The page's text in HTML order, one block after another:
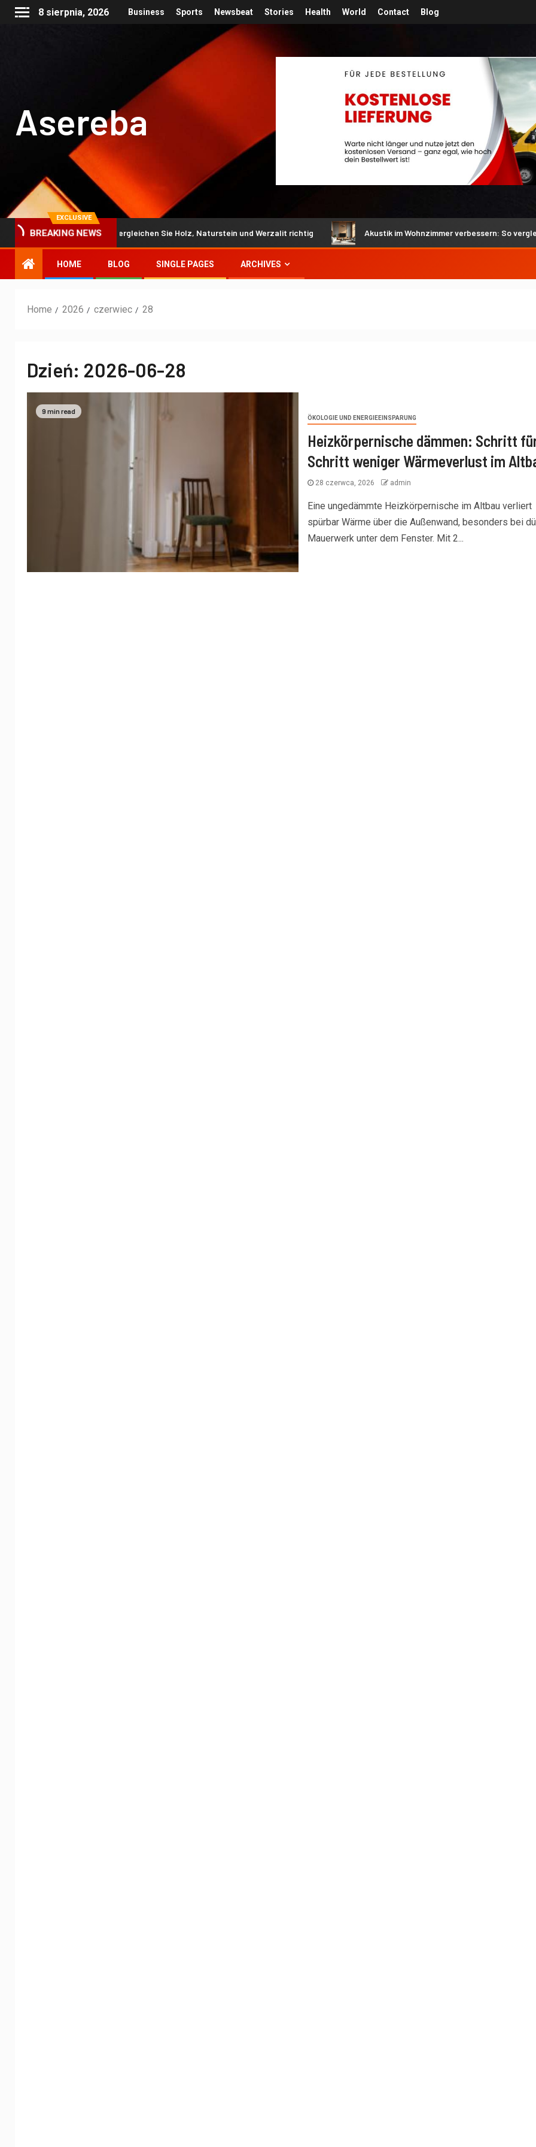
8 sierpnia, 2026 Business Sports Newsbeat Stories Health World Contact Blog
Asereba
EXCLUSIVE
BREAKING NEWS
erneuern: So vergleichen Sie Holz, Naturstein und Werzalit richtig Akustik im Wohnzimmer verbessern: So vergleichen
HOME BLOG SINGLE PAGES ARCHIVES
Home 2026 czerwiec 28
Dzień: 2026-06-28
9 min read
ÖKOLOGIE UND ENERGIEEINSPARUNG
Heizkörpernische dämmen: Schritt
Schritt weniger Wärmeverlust im
28 czerwca, 2026 admin
Eine ungedämmte Heizkörpernische im Altbau verliert
spürbar Wärme über die Außenwand, besonders bei
Mauerwerk unter dem Fenster. Mit 2...